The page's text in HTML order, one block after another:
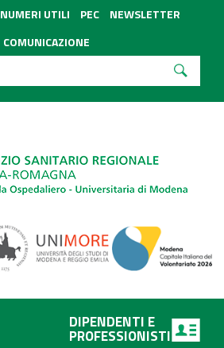
NUMERI UTILI PEC
NEWSLETTER
COMUNICAZIONE
DIPENDENTI E
PROFESSIONISTI